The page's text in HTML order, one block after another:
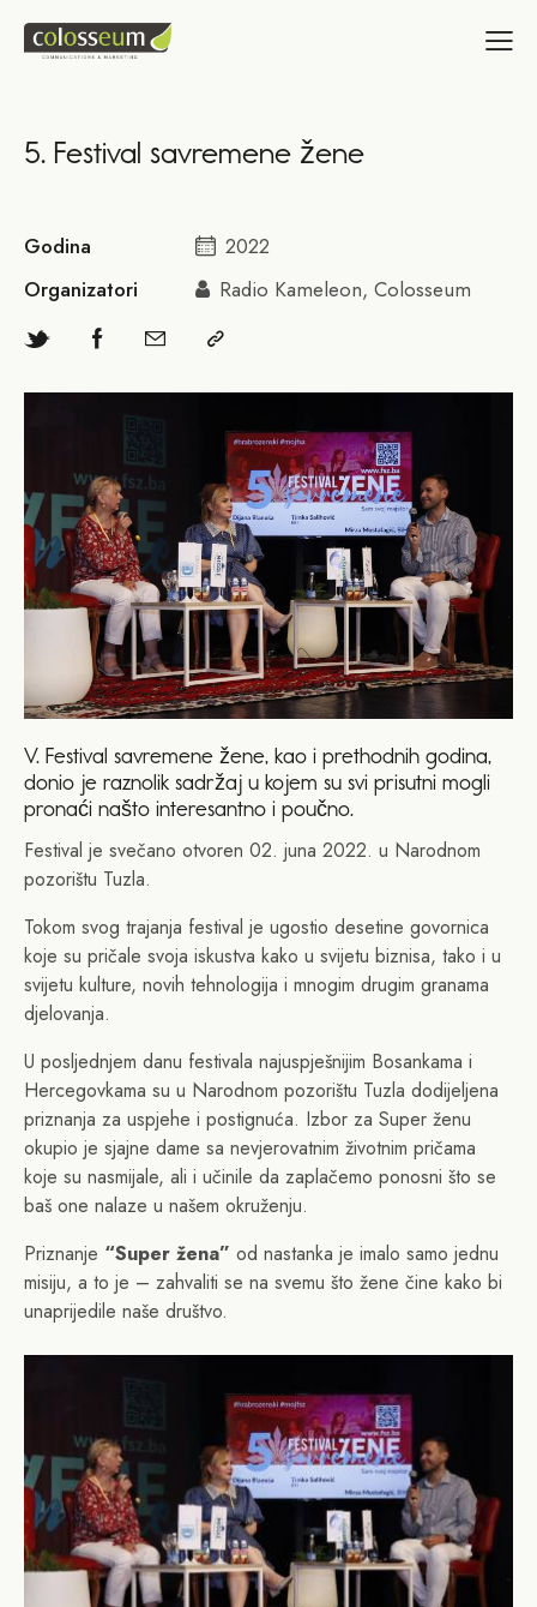
5. Festival savremene žene
V. Festival savremene žene, kao i prethodnih godina,
donio je raznolik sadržaj u kojem su svi prisutni mogli
pronaći našto interesantno i poučno.
Festival je svečano otvoren 02. juna 2022. u Narodnom
pozorištu Tuzla.
Tokom svog trajanja festival je ugostio desetine govornica
koje su pričale svoja iskustva kako u svijetu biznisa, tako i u
svijetu kulture, novih tehnologija i mnogim drugim granama
djelovanja.
U posljednjem danu festivala najuspješnijim Bosankama i
Hercegovkama su u Narodnom pozorištu Tuzla dodijeljena
priznanja za uspjehe i postignuća. Izbor za Super ženu
okupio je sjajne dame sa nevjerovatnim životnim pričama
koje su nasmijale, ali i učinile da zaplačemo ponosni što se
baš one nalaze u našem okruženju.
Priznanje “Super žena” od nastanka je imalo samo jednu
misiju, a to je – zahvaliti se na svemu što žene čine kako bi
unaprijedile naše društvo.
Godina
2022
Organizatori
Radio Kameleon, Colosseum